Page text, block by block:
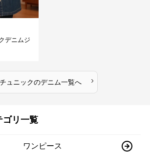
デニムジ
チュニックのデニム一覧へ ›
ゴリ一覧
ワンピース